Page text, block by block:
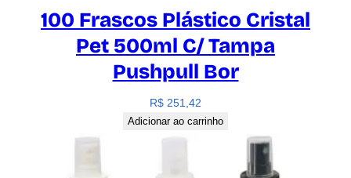
100 Frascos Plástico Cristal
Pet 500ml C/ Tampa
Pushpull Bor
R$ 251,42
Adicionar ao carrinho